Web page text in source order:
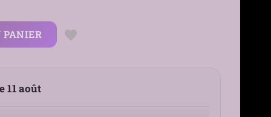
PANIER
11 août